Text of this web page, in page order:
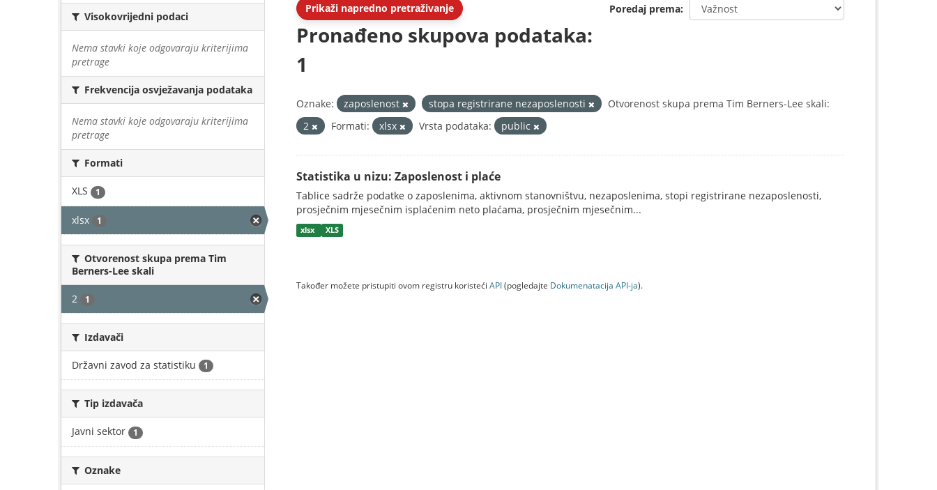
Visokovrijedni podaci
Nema stavki koje odgovaraju kriterijima
pretrage
Frekvencija osvježavanja podataka
Nema stavki koje odgovaraju kriterijima
pretrage
Formati
XLS 1
xlsx 1
Otvorenost skupa prema Tim
Berners-Lee skali
2 1
Izdavači
Državni zavod za statistiku 1
Tip izdavača
Javni sektor 1
Oznake
Prikaži napredno pretraživanje Poredaj prema
Pronađeno skupova podataka:
1
Oznake: zaposlenost stopa registrirane nezaposlenosti
Otvorenost skupa prema Tim Berners-Lee skali:
2
Formati: xlsx Vrsta podataka: public
Statistika u nizu: Zaposlenost i plaće
Tablice sadrže podatke o zaposlenima, aktivnom stanovništvu, nezaposlenima, stopi registrirane nezaposlenosti,
prosječnim mjesečnim isplaćenim neto plaćama, prosječnim mjesečnim...
xlsx XLS
Također možete pristupiti ovom registru koristeći API(pogledajte Dokumenаtаcijа API-jа).